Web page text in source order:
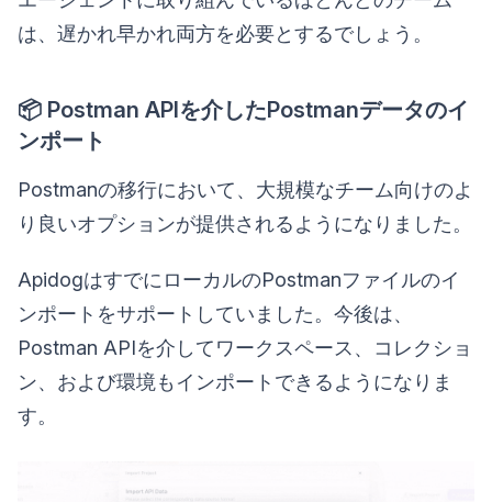
は、遅かれ早かれ両方を必要とするでしょう。
📦 Postman APIを介したPostmanデータのイ
ンポート
Postmanの移行において、大規模なチーム向けのよ
り良いオプションが提供されるようになりました。
ApidogはすでにローカルのPostmanファイルのイ
ンポートをサポートしていました。今後は、
Postman APIを介してワークスペース、コレクショ
ン、および環境もインポートできるようになりま
す。